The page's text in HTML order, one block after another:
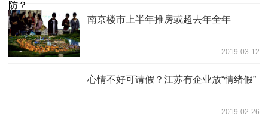
南京楼市上半年推房或超去年全年
2019-03-12
心情不好可请假？江苏有企业放“情绪假”
2019-02-26